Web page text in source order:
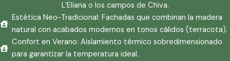
L’Eliana o los campos de Chiva.
Estética Neo-Tradicional: Fachadas que combinan la madera
natural con acabados modernos en tonos cálidos (terracota).
Confort en Verano: Aislamiento térmico sobredimensionado
para garantizar la temperatura ideal.